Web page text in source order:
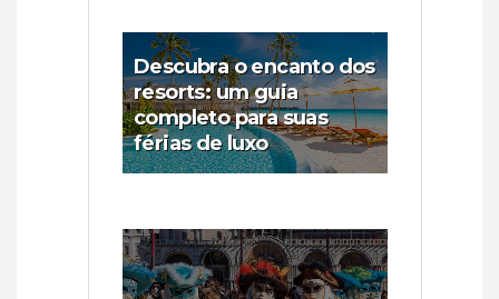
Descubra o encanto dos
resorts: um guia
completo para suas
férias de luxo